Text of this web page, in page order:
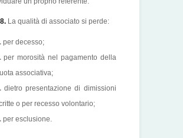
La qualità di associato si perde:
per decesso;
per morosità nel pagamento della
associativa;
dietro presentazione di dimissioni
o per recesso volontario;
per esclusione.